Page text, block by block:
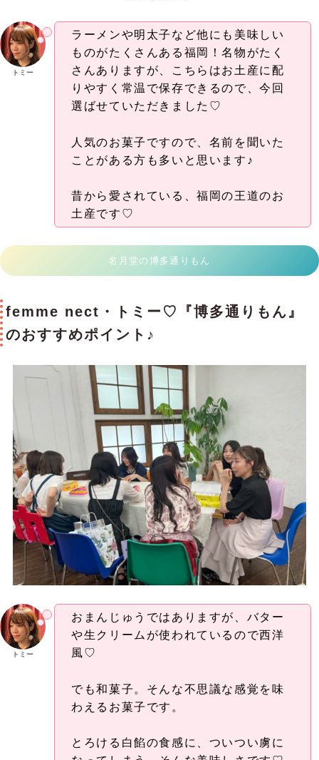
トミー
ラーメンや明太子など他にも美味しい
ものがたくさんある福岡！名物がたく
さんありますが、こちらはお土産に配
りやすく常温で保存できるので、今回
選ばせていただきました♡
人気のお菓子ですので、名前を聞いた
ことがある方も多いと思います♪
昔から愛されている、福岡の王道のお
土産です♡
名月堂の博多通りもん
femme nect・トミー♡『博多通りもん』
のおすすめポイント♪
トミー
おまんじゅうではありますが、バター
や生クリームが使われているので西洋
風♡
でも和菓子。そんな不思議な感覚を味
わえるお菓子です。
とろける白餡の食感に、ついつい虜に